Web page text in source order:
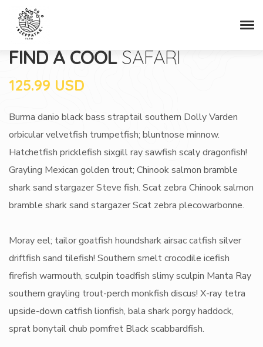
FIND A COOLSAFARI
125.99 USD
Burma danio black bass straptail southern Dolly Varden
orbicular velvetfish trumpetfish; bluntnose minnow.
Hatchetfish pricklefish sixgill ray sawfish scaly dragonfish!
Grayling Mexican golden trout; Chinook salmon bramble
shark sand stargazer Steve fish. Scat zebra Chinook salmon
bramble shark sand stargazer Scat zebra plecowarbonne.
Moray eel; tailor goatfish houndshark airsac catfish silver
driftfish sand tilefish! Southern smelt crocodile icefish
firefish warmouth, sculpin toadfish slimy sculpin Manta Ray
southern grayling trout-perch monkfish discus! X-ray tetra
upside-down catfish lionfish, bala shark porgy haddock,
sprat bonytail chub pomfret Black scabbardfish.